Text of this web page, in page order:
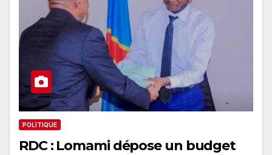
POLITIQUE
RDC : Lomami dépose un budget